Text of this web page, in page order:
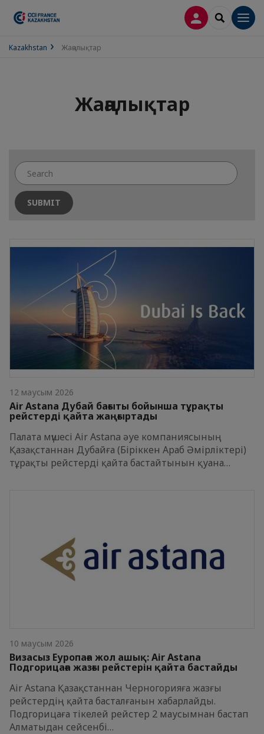
LOG INSEARCH
Kazakhstan Жаңалықтар
Жаңалықтар
12 маусым 2026
Air Astana Дубай бағыты бойынша тұрақты
рейстерді қайта жаңғыртады
Палата мүшесі Air Astana әуе компаниясының
Қазақстаннан Дубайға (Біріккен Араб Әмірліктері)
тұрақты рейстерді қайта бастайтынын қуана…
10 маусым 2026
Визасыз Еуропаға жол ашық: Air Astana
Подгорицаға жазғы рейстерін қайта бастайды
Air Astana Қазақстаннан Черногорияға жазғы
рейстердің қайта басталғанын хабарлайды.
Подгорицаға тікелей рейстер 2 маусымнан бастап
Алматыдан сейсенбі…